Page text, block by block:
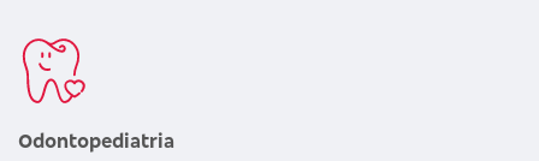
Odontopediatria